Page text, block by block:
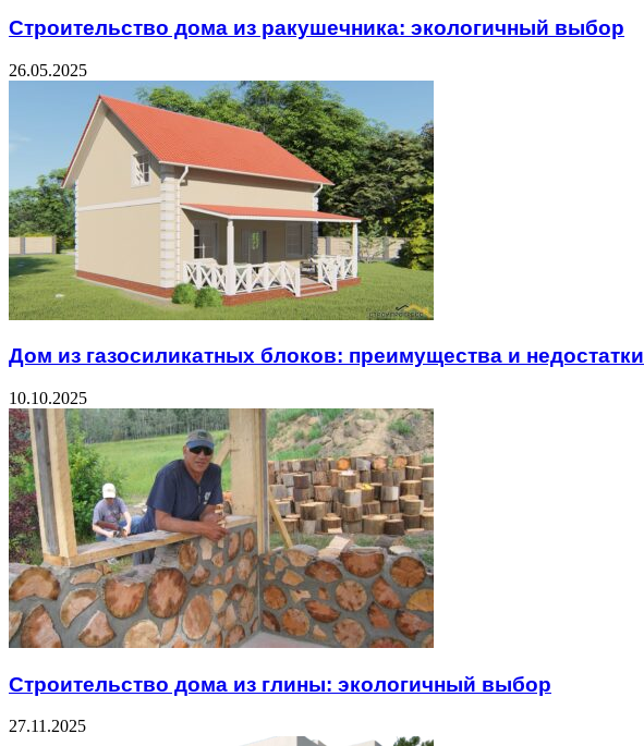
Строительство дома из ракушечника: экологичный выбор
26.05.2025
Дом из газосиликатных блоков: преимущества и недостатки
10.10.2025
Строительство дома из глины: экологичный выбор
27.11.2025